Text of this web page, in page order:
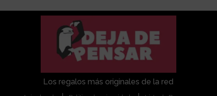
Los regalos más originales de la red